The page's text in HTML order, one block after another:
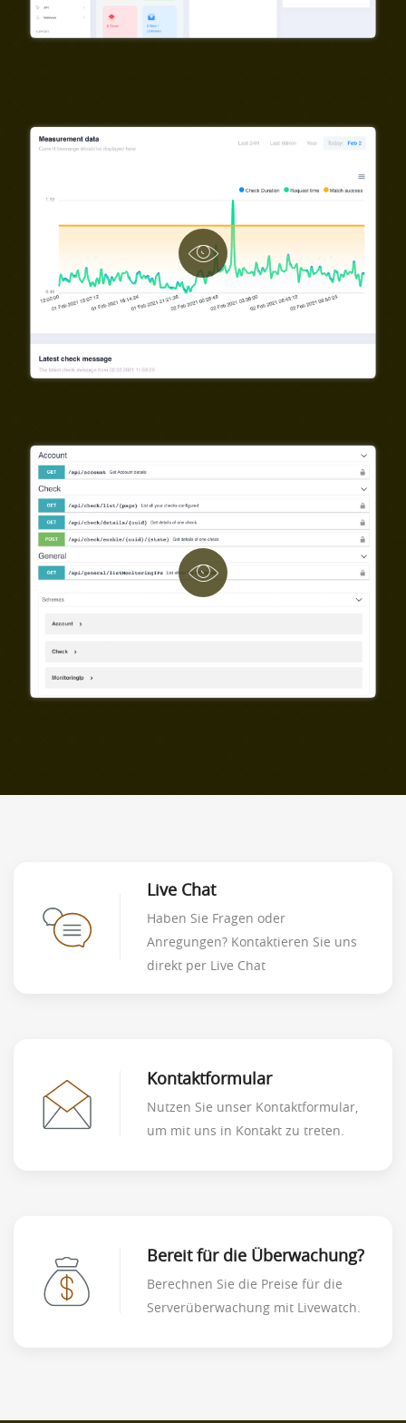
Live Chat
Haben Sie Fragen oder
Anregungen? Kontaktieren Sie uns
direkt per Live Chat
Kontaktformular
Nutzen Sie unser Kontaktformular,
um mit uns in Kontakt zu treten.
Bereit für die Überwachung?
Berechnen Sie die Preise für die
Serverüberwachung mit Livewatch.